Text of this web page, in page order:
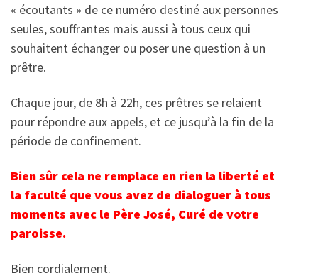
« écoutants » de ce numéro destiné aux personnes
seules, souffrantes mais aussi à tous ceux qui
souhaitent échanger ou poser une question à un
prêtre.
Chaque jour, de 8h à 22h, ces prêtres se relaient
pour répondre aux appels, et ce jusqu’à la fin de la
période de confinement.
Bien sûr cela ne remplace en rien la liberté et
la faculté que vous avez de dialoguer à tous
moments avec le Père José, Curé de votre
paroisse.
Bien cordialement.